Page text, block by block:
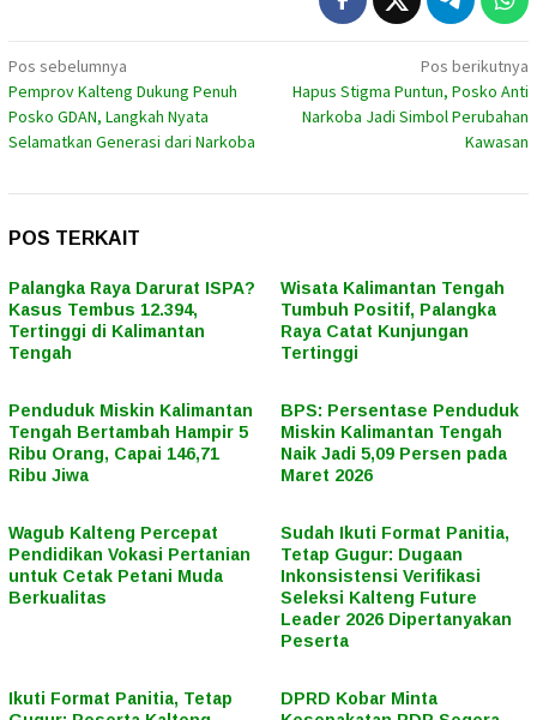
Navigasi
pos
Pos sebelumnya
Pemprov Kalteng Dukung Penuh
Posko GDAN, Langkah Nyata
Selamatkan Generasi dari Narkoba
Pos berikutnya
Hapus Stigma Puntun, Posko Anti
Narkoba Jadi Simbol Perubahan
Kawasan
POS TERKAIT
Palangka Raya Darurat ISPA?
Kasus Tembus 12.394,
Tertinggi di Kalimantan
Tengah
Wisata Kalimantan Tengah
Tumbuh Positif, Palangka
Raya Catat Kunjungan
Tertinggi
Penduduk Miskin Kalimantan
Tengah Bertambah Hampir 5
Ribu Orang, Capai 146,71
Ribu Jiwa
BPS: Persentase Penduduk
Miskin Kalimantan Tengah
Naik Jadi 5,09 Persen pada
Maret 2026
Wagub Kalteng Percepat
Pendidikan Vokasi Pertanian
untuk Cetak Petani Muda
Berkualitas
Sudah Ikuti Format Panitia,
Tetap Gugur: Dugaan
Inkonsistensi Verifikasi
Seleksi Kalteng Future
Leader 2026 Dipertanyakan
Peserta
Ikuti Format Panitia, Tetap
DPRD Kobar Minta